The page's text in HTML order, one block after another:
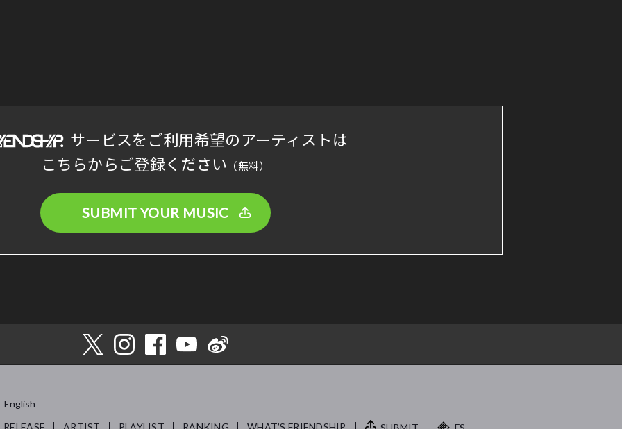
サービスをご利用希望のアーティストは
こちらからご登録ください （無料）
SUBMIT YOUR MUSIC
English
RELEASE ARTIST PLAYLIST RANKING WHAT’S FRIENDSHIP.